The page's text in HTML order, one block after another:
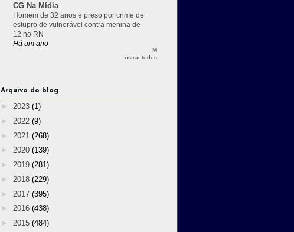
CG Na Mídia
Homem de 32 anos é preso por crime de
estupro de vulnerável contra menina de
12 no RN
Há um ano
M
ostrar todos
Arquivo do blog
► 2023 (1)
► 2022 (9)
► 2021 (268)
► 2020 (139)
► 2019 (281)
► 2018 (229)
► 2017 (395)
► 2016 (438)
► 2015 (484)